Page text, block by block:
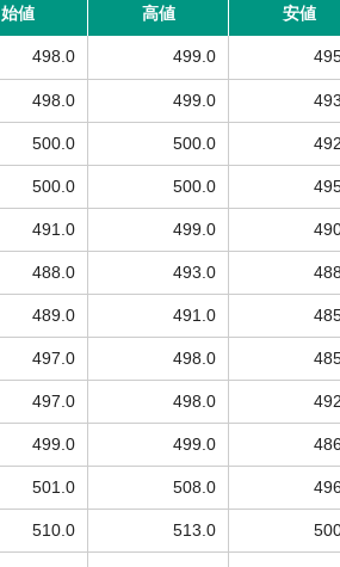
始値 高値 安値
498.0 499.0
498.0 499.0
500.0 500.0
500.0 500.0
491.0 499.0
488.0 493.0
489.0 491.0
497.0 498.0
497.0 498.0
499.0 499.0
501.0 508.0
510.0 513.0